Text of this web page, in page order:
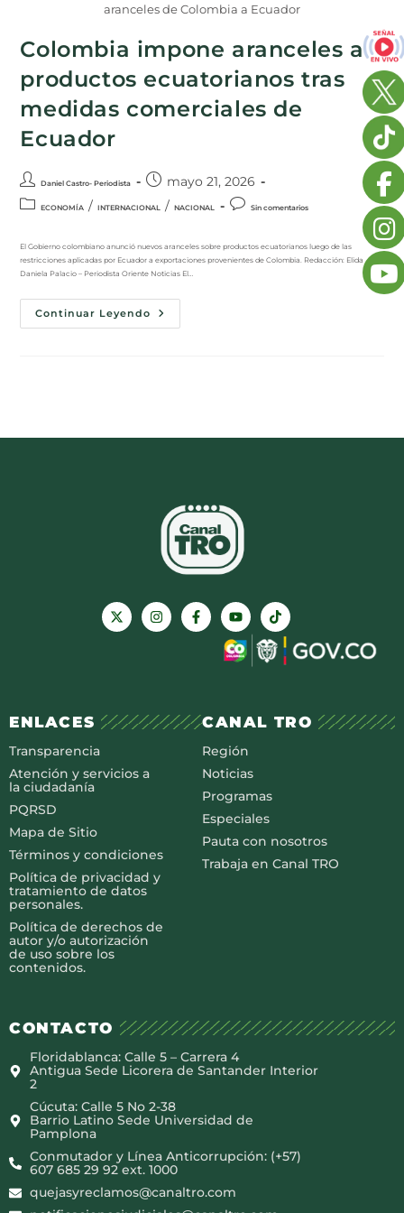
aranceles de Colombia a Ecuador
Colombia impone aranceles a
productos ecuatorianos tras
medidas comerciales de
Ecuador
Daniel Castro- Periodista mayo 21, 2026
ECONOMÍA / INTERNACIONAL / NACIONAL Sin comentarios
El Gobierno colombiano anunció nuevos aranceles sobre productos ecuatorianos luego de las
restricciones aplicadas por Ecuador a exportaciones provenientes de Colombia. Redacción: Elida
Daniela Palacio – Periodista Oriente Noticias El…
Continuar Leyendo
ENLACES
Transparencia
Atención y servicios a
la ciudadanía
PQRSD
Mapa de Sitio
Términos y condiciones
Política de privacidad y
tratamiento de datos
personales.
Política de derechos de
autor y/o autorización
de uso sobre los
contenidos.
CANAL TRO
Región
Noticias
Programas
Especiales
Pauta con nosotros
Trabaja en Canal TRO
CONTACTO
Floridablanca: Calle 5 – Carrera 4
Antigua Sede Licorera de Santander Interior
2
Cúcuta: Calle 5 No 2-38
Barrio Latino Sede Universidad de
Pamplona
Conmutador y Línea Anticorrupción: (+57)
607 685 29 92 ext. 1000
quejasyreclamos@canaltro.com